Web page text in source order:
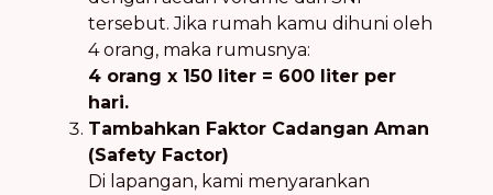
tersebut. Jika rumah kamu dihuni oleh
4 orang, maka rumusnya:
4 orang x 150 liter = 600 liter per
hari.
Tambahkan Faktor Cadangan Aman
(Safety Factor)
Di lapangan, kami menyarankan